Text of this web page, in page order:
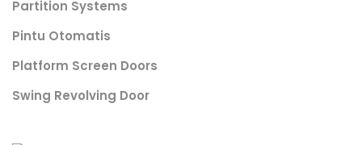
Partition Systems
Pintu Otomatis
Platform Screen Doors
Swing Revolving Door